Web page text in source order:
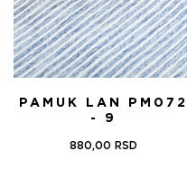
PAMUK LAN PM072
- 9
880,00 RSD